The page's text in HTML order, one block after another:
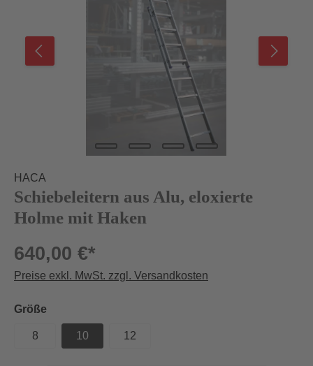
HACA
Schiebeleitern aus Alu, eloxierte
Holme mit Haken
640,00 €*
Preise exkl. MwSt. zzgl. Versandkosten
Größe
8 10 12